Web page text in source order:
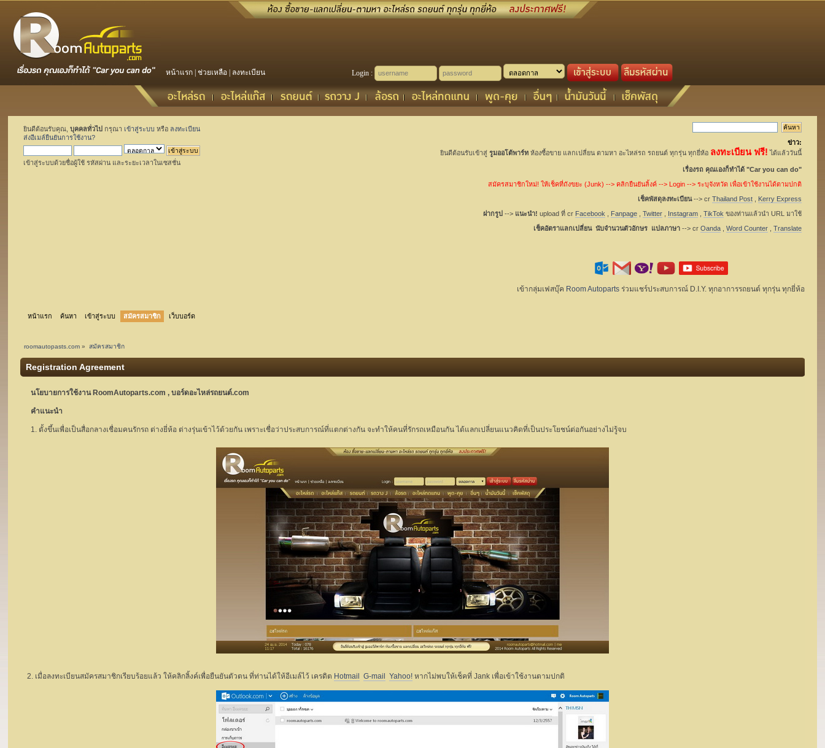
หน้าแรก ช่วยเหลือ ลงทะเบียน Login :
ยินดีต้อนรับคุณ,บุคคลทั่วไป กรุณา เข้าสู่ระบบ หรือ ลงทะเบียน
ส่งอีเมล์ยืนยันการใช้งาน?
เข้าสู่ระบบด้วยชื่อผู้ใช้ รหัสผ่าน และระยะเวลาในเซสชั่น
ข่าว:
ยินดีต้อนรับเข้าสู่ รูมออโต้พาร์ทห้องซื้อขาย แลกเปลี่ยน ตามหา อะไหล่รถ รถยนต์ ทุกรุ่น ทุกยี่ห้อ ลงทะเบียน ฟรี! ได้แล้ววันนี้
เรื่องรถ คุณเองก็ทำได้ "Car you can do"
สมัครสมาชิกใหม่! ให้เช็คที่ถังขยะ (Junk) --> คลิกยืนยันลิ้งค์ --> Login --> ระบุจังหวัด เพื่อเข้าใช้งานได้ตามปกติ
เช็คพัสดุลงทะเบียน--> cr Thailand Post,
Kerry Express
ฝากรูป --> แนะนำ! upload ที่ cr Facebook Fanpage, Twitter, Instagram, TikTok ของท่านแล้วนำ URL มาใช้
เช็คอัตราแลกเปลี่ยน นับจำนวนตัวอักษร แปลภาษา--> cr Oanda, Word Counter, Translate
เข้ากลุ่มเฟสบุ๊ค Room Autopartsร่วมแชร์ประสบการณ์ D.I.Y. ทุกอาการรถยนต์ ทุกรุ่น ทุกยี่ห้อ
หน้าแรก ค้นหา เข้าสู่ระบบ สมัครสมาชิก เว็บบอร์ด
roomautopasts.com » สมัครสมาชิก
Registration Agreement
นโยบายการใช้งาน RoomAutoparts.com , บอร์ดอะไหล่รถยนต์.com
คำแนะนำ
1. ตั้งขึ้นเพื่อเป็นสื่อกลางเชื่อมคนรักรถ ต่างยี่ห้อ ต่างรุ่นเข้าไว้ด้วยกัน เพราะเชื่อว่าประสบการณ์ที่แตกต่างกัน จะทำให้คนที่รักรถเหมือนกัน ได้แลกเปลี่ยนแนวคิดที่เป็นประโยชน์ต่อกันอย่างไม่รู้จบ
2. เมื่อลงทะเบียนสมัครสมาชิกเรียบร้อยแล้ว ให้คลิกลิ้งค์เพื่อยืนยันตัวตน ที่ท่านได้ให้อีเมล์ไว้ เครดิต Hotmail G-mail Yahoo! หากไม่พบให้เช็คที่ Jank เพื่อเข้าใช้งานตามปกติ